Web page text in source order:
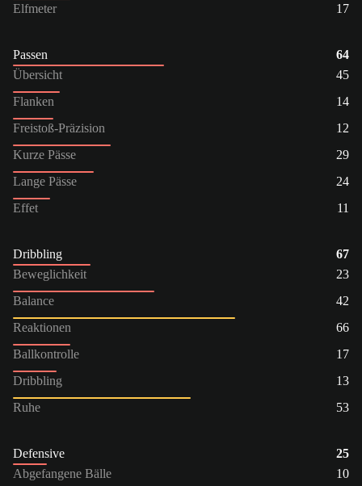
Elfmeter
17
Passen
64
Übersicht
45
Flanken
14
Freistoß-Präzision
12
Kurze Pässe
29
Lange Pässe
24
Effet
11
Dribbling
67
Beweglichkeit
23
Balance
42
Reaktionen
66
Ballkontrolle
17
Dribbling
13
Ruhe
53
Defensive
25
Abgefangene Bälle
10